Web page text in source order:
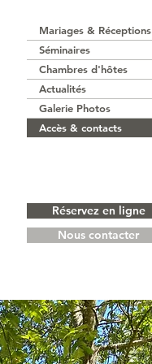
Mariages & Réceptions
Séminaires
Chambres d'hôtes
Actualités
Galerie Photos
Accès & contacts
Réservez en ligne
Nous contacter